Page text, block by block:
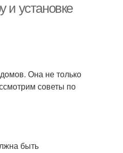
установке
Она не только
советы по
быть